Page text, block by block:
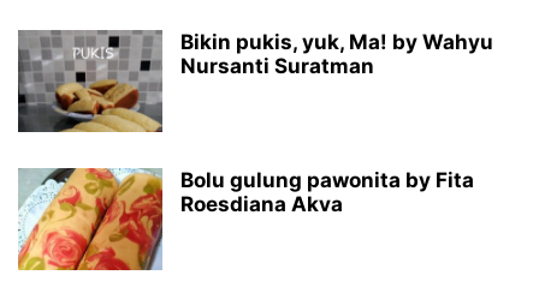
Bikin pukis, yuk, Ma! by Wahyu
Nursanti Suratman
Bolu gulung pawonita by Fita
Roesdiana Akva